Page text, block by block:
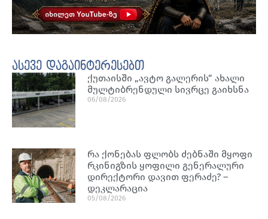
ასევე დაგაინტერესებთ
ქუთაისში „ავტო გალერის“ ახალი
მულტიბრენდული სივრცე გაიხსნა
06/08/2026
რა ქონებას ფლობს ძებნაში მყოფი
რკინიგზის ყოფილი გენერალური
დირექტორი დავით ფერაძე? –
დეკლარაცია
05/08/2026